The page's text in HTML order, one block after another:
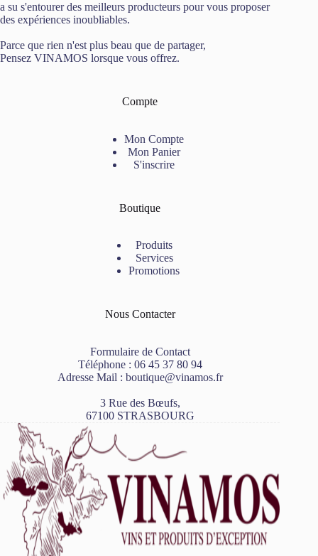
a su s'entourer des meilleurs producteurs pour vous proposer
des expériences inoubliables.
Parce que rien n'est plus beau que de partager,
Pensez VINAMOS lorsque vous offrez.
Compte
Mon Compte
Mon Panier
S'inscrire
Boutique
Produits
Services
Promotions
Nous Contacter
Formulaire de Contact
Téléphone : 06 45 37 80 94
Adresse Mail : boutique@vinamos.fr
3 Rue des Bœufs,
67100 STRASBOURG